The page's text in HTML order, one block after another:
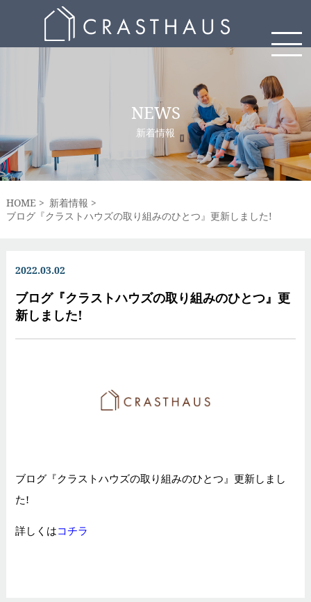
NEWS
新着情報
HOME
新着情報
ブログ『クラストハウズの取り組みのひとつ』更新しました!
2022.03.02
ブログ『クラストハウズの取り組みのひとつ』更
新しました!
ブログ『クラストハウズの取り組みのひとつ』更新しまし
た!
詳しくはコチラ